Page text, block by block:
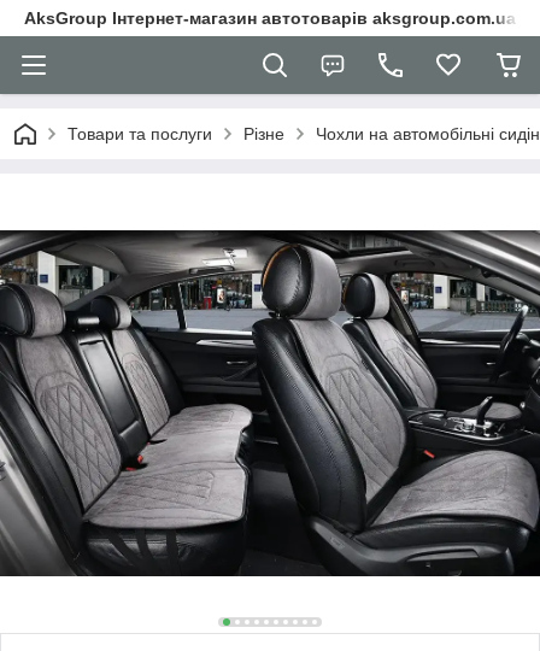
AksGroup Інтернет-магазин автотоварів aksgroup.com.ua
Товари та послуги Різне Чохли на автомобільні